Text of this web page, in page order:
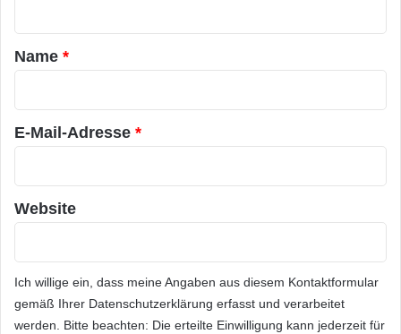
Heise auf Facebook:
Orginal-Meldung:
ARKM.marketing
Festnetz Hardware
a
r
*
Name *
E-Mail-Adresse *
Website
Ich willige ein, dass meine Angaben aus diesem Kontaktformular
gemäß Ihrer Datenschutzerklärung erfasst und verarbeitet
werden. Bitte beachten: Die erteilte Einwilligung kann jederzeit für